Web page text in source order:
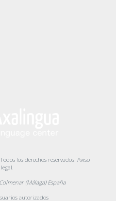
.Todos los derechos reservados. Aviso
legal
(Málaga) España
autorizados